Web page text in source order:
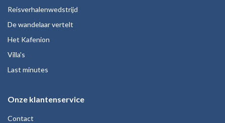
Reisverhalenwedstrijd
De wandelaar vertelt
Het Kafenion
Villa's
Last minutes
Onze klantenservice
Contact